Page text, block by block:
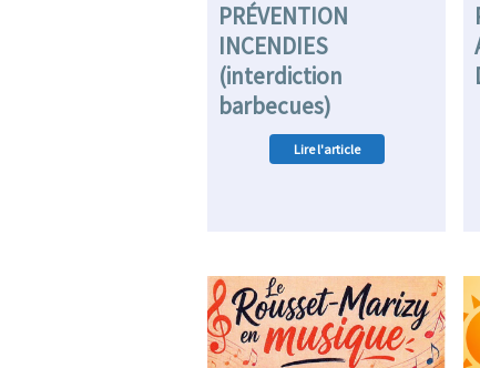
PRÉVENTION
INCENDIES
(interdiction
barbecues)
Lire l'article